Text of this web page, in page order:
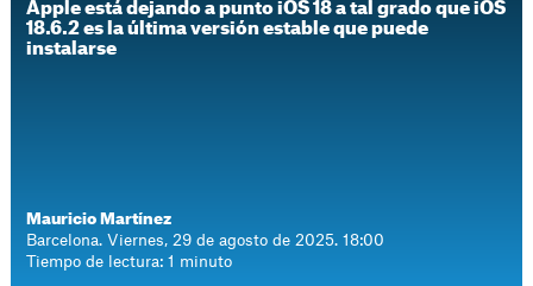
Apple está dejando a punto iOS 18 a tal grado que iOS
18.6.2 es la última versión estable que puede
instalarse
Mauricio Martínez
Barcelona. Viernes, 29 de agosto de 2025. 18:00
Tiempo de lectura: 1 minuto